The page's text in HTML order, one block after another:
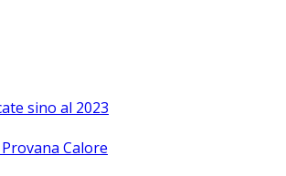
sino al 2023
Calore